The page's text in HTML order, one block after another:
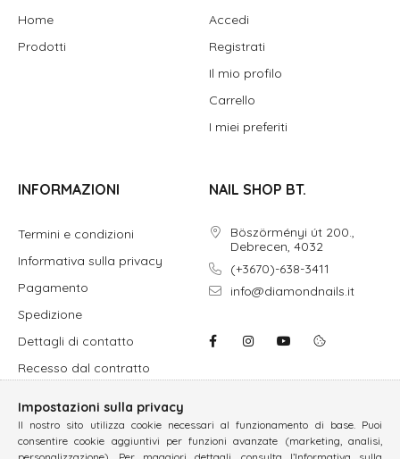
Home
Prodotti
Accedi
Registrati
Il mio profilo
Carrello
I miei preferiti
INFORMAZIONI
Termini e condizioni
Informativa sulla privacy
Pagamento
Spedizione
Dettagli di contatto
Recesso dal contratto
NAIL SHOP BT.
Böszörményi út 200.,
Debrecen, 4032
(+3670)-638-3411
info@diamondnails.it
Impostazioni sulla privacy
Il nostro sito utilizza cookie necessari al funzionamento di base. Puoi
consentire cookie aggiuntivi per funzioni avanzate (marketing, analisi,